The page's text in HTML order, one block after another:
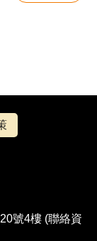
號4樓 (聯絡資